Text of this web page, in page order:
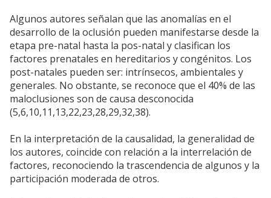
Algunos autores señalan que las anomalías en el
desarrollo de la oclusión pueden manifestarse desde la
etapa pre-natal hasta la pos-natal y clasifican los
factores prenatales en hereditarios y congénitos. Los
post-natales pueden ser: intrínsecos, ambientales y
generales. No obstante, se reconoce que el 40% de las
maloclusiones son de causa desconocida
(5,6,10,11,13,22,23,28,29,32,38).
En la interpretación de la causalidad, la generalidad de
los autores, coincide con relación a la interrelación de
factores, reconociendo la trascendencia de algunos y la
participación moderada de otros.